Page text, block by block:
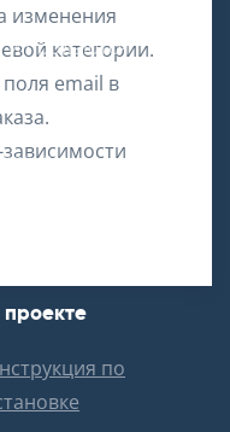
изменения
категории.
email в
и продаются
аренду:
по